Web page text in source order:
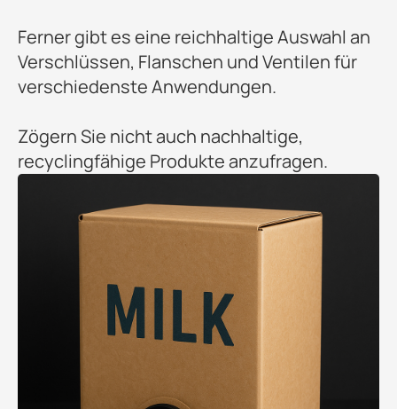
Ferner gibt es eine reichhaltige Auswahl an
Verschlüssen, Flanschen und Ventilen für
verschiedenste Anwendungen.
Zögern Sie nicht auch nachhaltige,
recyclingfähige Produkte anzufragen.